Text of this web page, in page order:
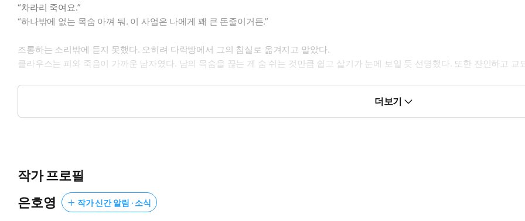
“차라리 죽여요.”
“하나밖에 없는 목숨 아껴 둬. 이 사업은 나에게 꽤 큰 돈줄이거든.”
조롱하는 소리밖에 듣지 못했다. 오히려 다락방에서 그의 침실로 옮겨지고 말았다.
클라우스는 피와 죽음이 가까운 남자였다. 남의 목숨을 끊는 게 숨 쉬는 것만큼 쉽고 살기가 눈에 보일 듯 선명했다. 또한 잔인하고
헤어나려고 발버둥 치는 그녀에게 매혹적으로 속살거렸다.
보스가 원하는 건 단순히 상류층 남자를 꼬셔 돈을 뜯어내는 코르티잔이 아니었다. 지정된 목표물에 접근해 정보를 물어 오는, 일종의
그쪽 방면으로 문외한인 탓에 걸음마부터 배워야 했다. 모든 교육은 클라우스를 통해 이루어졌다. 첫 키스도, 첫 경험도. 육체 감각을
마침내 결전의 시기가 닥쳐 그녀는 혜성처럼 사교계에 등장했다. 노리는 목표를 유혹하며 미리 치밀하게 계획한 작전을 쓰려고 했다.
더보기
작가 프로필
은호영
작가 신간 알림 · 소식